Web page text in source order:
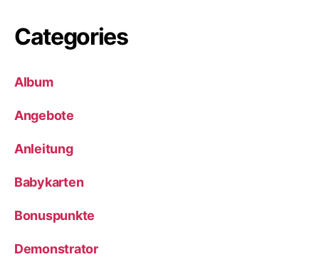
Categories
Album
Angebote
Anleitung
Babykarten
Bonuspunkte
Demonstrator